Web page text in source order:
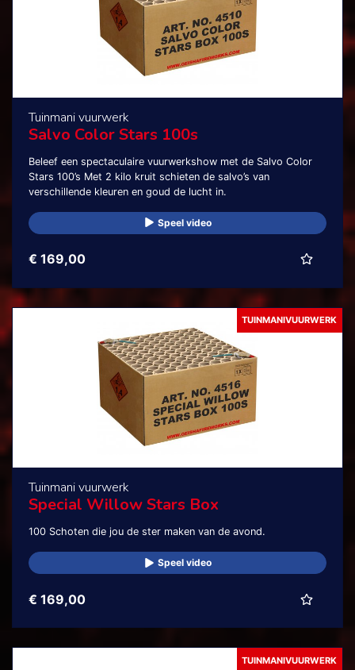
Tuinmani vuurwerk
Salvo Color Stars 100s
Beleef een spectaculaire vuurwerkshow met de Salvo Color
Stars 100’s Met 2 kilo kruit schieten de salvo’s van
verschillende kleuren en goud de lucht in.
Speel video
€ 169,00
TUINMANIVUURWERK
Tuinmani vuurwerk
Special Willow Stars Box
100 Schoten die jou de ster maken van de avond.
Speel video
€ 169,00
TUINMANIVUURWERK